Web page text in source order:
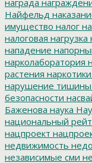
Найфельд
имущество налог
налоговая нагрузка
нападение
нарколаборатория
растения наркотики
нарушение тишины
безопасности
Баженова наука
национальный
нацпроект
недвижимость
независимые сми